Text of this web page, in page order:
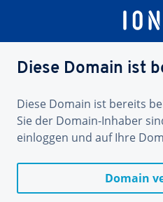
Diese Domain ist
Diese Domain ist bereits
Sie der Domain-Inhaber
einloggen und auf Ihre
Domain